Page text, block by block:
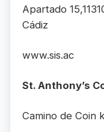
Apartado
Cádiz
www.sis.ac
St. Anthony’s
Camino de Coin